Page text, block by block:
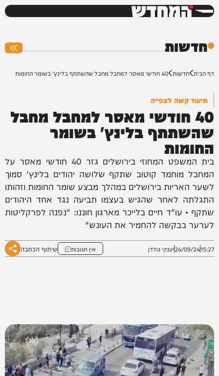
המחדש
חדשות
דף הבית חדשות 40 חודשי מאסר למחבל מחבל שהשתתף בלינץ' בשומר החומות
תיעוד קשה לצפייה
40 חודשי מאסר למחבל מחבל
שהשתתף בלינץ' בשומר
החומות
בית המשפט המחוזי בירושלים גזר 40 חודשי מאסר על
המחבל מוחמד קוטוב שתקף שלושה יהודים בלינץ' סמוך
לשער האריות בירושלים במהלך מבצע שומר החומות וזהותו
התגלתה לאחר שהגיש בעצמו תביעה נגד אחד היהודים
שתקף • עו"ד חיים בלייכר מארגון חוננו: "נפנה לפרקליטות
לערער בבקשה להחמיר את העונש"
15:27
24/09/24יענקי גולדן אין תגובות שיתוף הכתבה